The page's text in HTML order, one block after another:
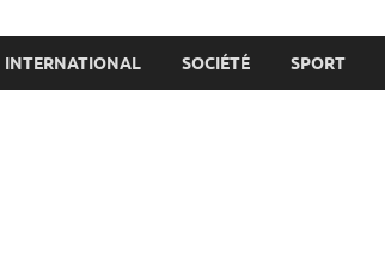
INTERNATIONAL SOCIÉTÉ SPORT